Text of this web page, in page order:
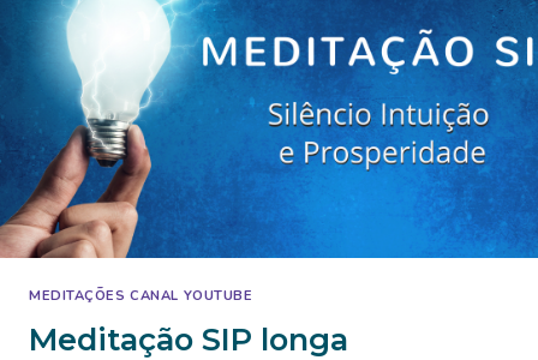
MEDITAÇÕES CANAL YOUTUBE
Meditação SIP longa